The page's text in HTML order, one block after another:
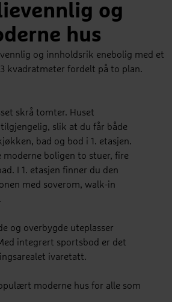
og
hus
og innholdsrik enebolig med et
kvadratmeter fordelt på to plan.
skrå tomter. Huset
slik at du får både
bad og bod i 1. etasjen.
moderne boligen to stuer, fire
I 1. etasjen finner du den
med soverom, walk-in
og overbygde uteplasser
integrert sportsbod er det
ivaretatt.
moderne hus for alle som